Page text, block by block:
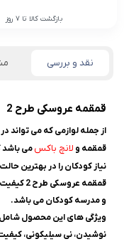
بازگشت کالا تا 7 روز
نقد و بررسی
قمقمه عروسکی طرح 2
از جمله لوازمی که می تواند
قمقمه و لانچ باکسمی باشد
نیاز کودکان را در بهترین
قمقمه
و مدرسه کودکان می باشد.
نوشیدن، نی سیلیکونی،